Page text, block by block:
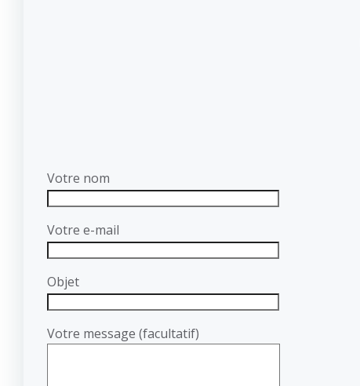
Votre nom
Votre e-mail
Objet
Votre message (facultatif)